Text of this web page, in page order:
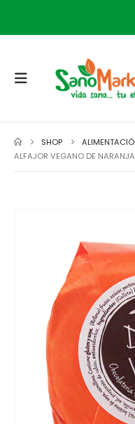
SHOP
ALFAJOR VEGANO DE